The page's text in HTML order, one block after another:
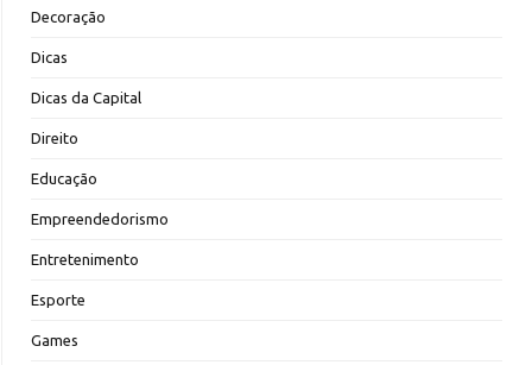
Decoração
Dicas
Dicas da Capital
Direito
Educação
Empreendedorismo
Entretenimento
Esporte
Games